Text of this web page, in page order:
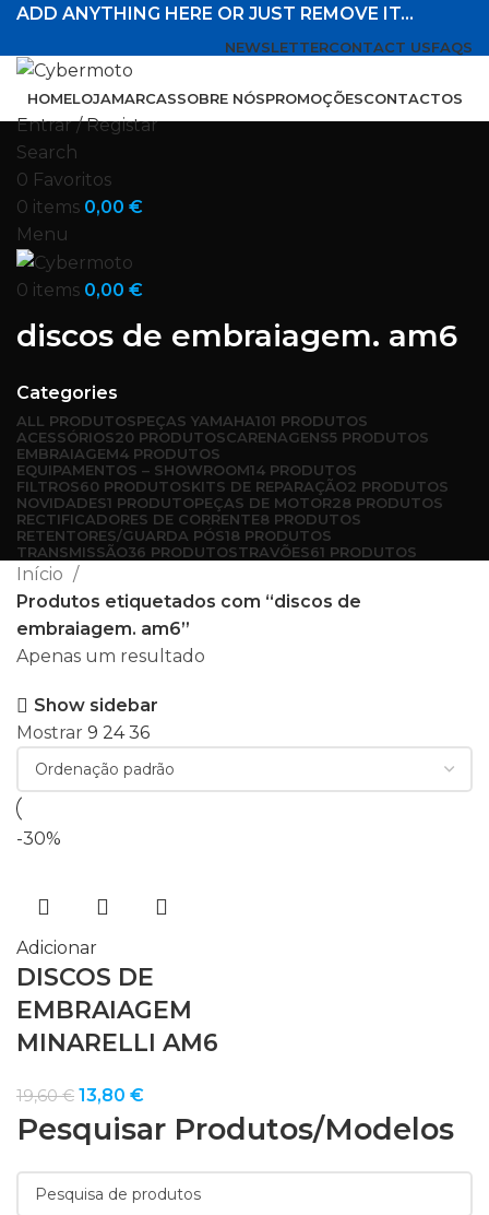
ADD ANYTHING HERE OR JUST REMOVE IT…
NEWSLETTERCONTACT USFAQS
HOMELOJAMARCASSOBRE NÓSPROMOÇÕESCONTACTOS
Entrar / Registar
Search
0 Favoritos
0 items 0,00 €
Menu
0 items 0,00 €
discos de embraiagem. am6
Categories
ALL PRODUTOSPEÇAS YAMAHA101 PRODUTOS
ACESSÓRIOS20 PRODUTOSCARENAGENS5 PRODUTOS
EMBRAIAGEM4 PRODUTOS
EQUIPAMENTOS – SHOWROOM14 PRODUTOS
FILTROS60 PRODUTOSKITS DE REPARAÇÃO2 PRODUTOS
NOVIDADES1 PRODUTOPEÇAS DE MOTOR28 PRODUTOS
RECTIFICADORES DE CORRENTE8 PRODUTOS
RETENTORES/GUARDA PÓS18 PRODUTOS
TRANSMISSÃO36 PRODUTOSTRAVÕES61 PRODUTOS
Pesquisar Produtos/modelos
Início
Produtos etiquetados com “discos de
embraiagem. am6”
Apenas um resultado
Show sidebar
Mostrar 9 2436
-30%
Adicionar
DISCOS DE
EMBRAIAGEM
MINARELLI AM6
19,60€ O
preço
original
era:
19,60 €.
13,80 €O
preço
é:
13,80 €.